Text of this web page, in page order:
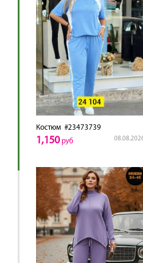
Костюм #23473739
1,150руб